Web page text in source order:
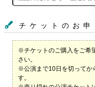
チケットのお申
※チケットのご購入をご希
さい。
※公演まで10日を切ってか
す。